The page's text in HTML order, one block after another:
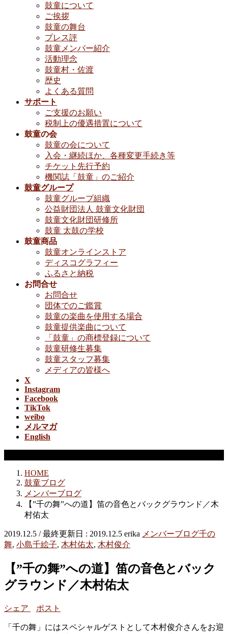
鼓童について
ご挨拶
鼓童の舞台
プレス評
鼓童メンバー紹介
活動理念
鼓童村・佐渡
歴史
よくある質問
サポート
ご支援のお願い
税制上の優遇措置について
鼓童の会
鼓童の会について
入会・継続ほか、各種変更手続き等
チケット先行予約
機関誌「鼓童」のご紹介
鼓童グループ
鼓童グループ組織
公益財団法人 鼓童文化財団
鼓童文化財団研修所
鼓童 太鼓の学校
鼓童商品
鼓童オンラインストア
ディスコグラフィー
ふるさと納税
お問合せ
お問合せ
団体でのご鑑賞
鼓童の楽曲を使用する場合
鼓童提供楽曲について
「鼓童」の商標登録について
鼓童研修生募集
鼓童スタッフ募集
メディアの皆様へ
X
Instagram
Facebook
TikTok
weibo
メルマガ
English
HOME
鼓童ブログ
メンバーブログ
【”千の舞”への道】笛の音色とバックグラウンド／木
村佑太
2019.12.5 / 最終更新日 : 2019.12.5 erika メンバーブログ千の
舞, 小島千絵子, 木村佑太, 木村俊介
【”千の舞”への道】笛の音色とバック
グラウンド／木村佑太
シェア ポスト
「千の舞」にはスペシャルゲストとして木村俊介さんをお迎